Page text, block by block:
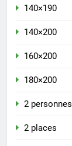
140×190
140×200
160×200
180×200
2 personnes
2 places